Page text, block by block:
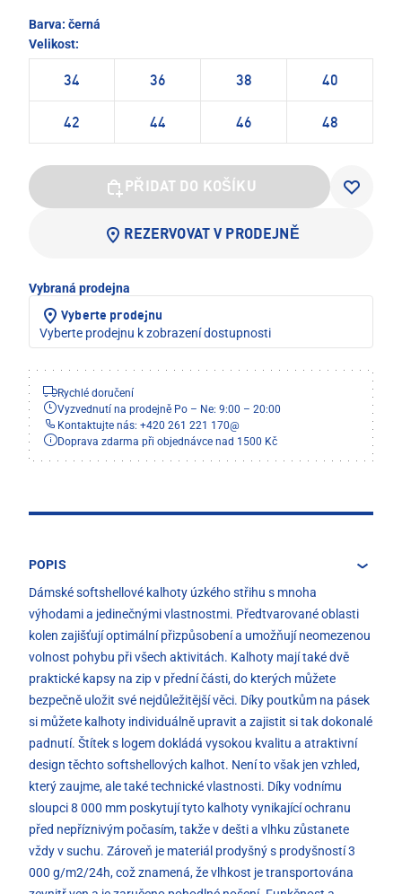
Barva: černá
Velikost:
34 36 38 40
42 44 46 48
PŘIDAT DO KOŠÍKU
REZERVOVAT V PRODEJNĚ
Vybraná prodejna
Vyberte prodejnu
Vyberte prodejnu k zobrazení dostupnosti
Rychlé doručení
Vyzvednutí na prodejně Po – Ne: 9:00 – 20:00
Kontaktujte nás: +420 261 221 170@
Doprava zdarma při objednávce nad 1500 Kč
POPIS
Dámské softshellové kalhoty úzkého střihu s mnoha
výhodami a jedinečnými vlastnostmi. Předtvarované oblasti
kolen zajišťují optimální přizpůsobení a umožňují neomezenou
volnost pohybu při všech aktivitách. Kalhoty mají také dvě
praktické kapsy na zip v přední části, do kterých můžete
bezpečně uložit své nejdůležitější věci. Díky poutkům na pásek
si můžete kalhoty individuálně upravit a zajistit si tak dokonalé
padnutí. Štítek s logem dokládá vysokou kvalitu a atraktivní
design těchto softshellových kalhot. Není to však jen vzhled,
který zaujme, ale také technické vlastnosti. Díky vodnímu
sloupci 8 000 mm poskytují tyto kalhoty vynikající ochranu
před nepříznivým počasím, takže v dešti a vlhku zůstanete
vždy v suchu. Zároveň je materiál prodyšný s prodyšností 3
000 g/m2/24h, což znamená, že vlhkost je transportována